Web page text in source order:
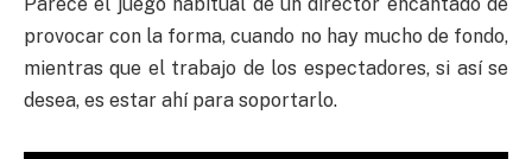
provocar con la forma, cuando no hay mucho de fondo,
mientras que el trabajo de los espectadores, si así se
desea, es estar ahí para soportarlo.